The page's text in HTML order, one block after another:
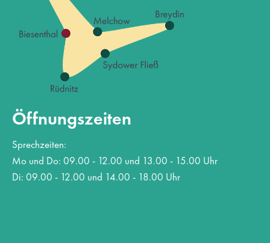
Öffnungszeiten
Sprechzeiten:
Mo und Do: 09.00 - 12.00 und 13.00 - 15.00 Uhr
Di: 09.00 - 12.00 und 14.00 - 18.00 Uhr